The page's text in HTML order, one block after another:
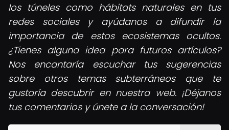
los túneles como hábitats naturales en tus
redes sociales y ayúdanos a difundir la
importancia de estos ecosistemas ocultos.
¿Tienes alguna idea para futuros artículos?
Nos encantaría escuchar tus sugerencias
sobre otros temas subterráneos que te
gustaría descubrir en nuestra web. ¡Déjanos
tus comentarios y únete a la conversación!